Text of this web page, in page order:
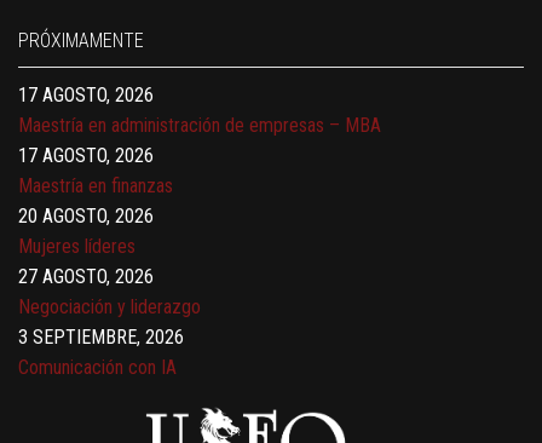
PRÓXIMAMENTE
17 AGOSTO, 2026
Gerencia de empresas familiares
17 AGOSTO, 2026
Maestría en administración de empresas – MBA
17 AGOSTO, 2026
Maestría en finanzas
20 AGOSTO, 2026
Mujeres líderes
27 AGOSTO, 2026
Negociación y liderazgo
3 SEPTIEMBRE, 2026
Comunicación con IA
Gobernanza de datos